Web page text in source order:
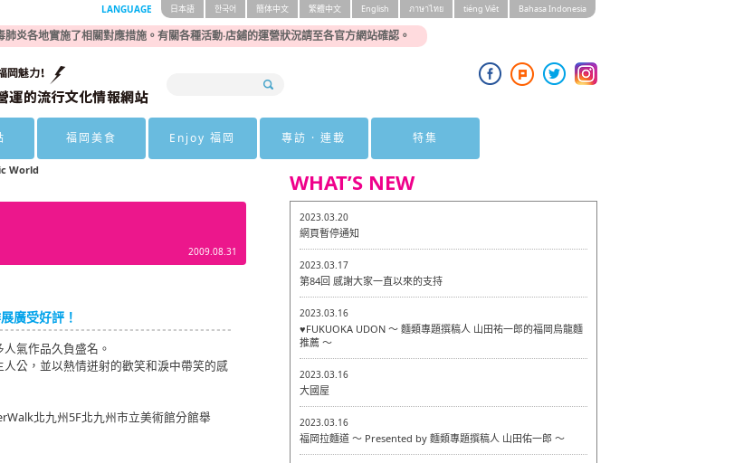
炎各地實施了相關對應措施。有關各種活動·店鋪的運營狀況請至各官方網站確認。
LANGUAGE 日本語 한국어 簡体中文 繁體中文 English ภาษาไทย tiéng Viêt Bahasa Indonesia
福岡美食 Enjoy 福岡 專訪 · 連載 特集
World
2009.08.31
廣受好評！
人氣作品久負盛名。
公，並以熱情迸射的歡笑和淚中帶笑的感
北九州5F北九州市立美術館分館舉
WHAT’S NEW
2023.03.20
網頁暫停通知
2023.03.17
第84回 感謝大家一直以來的支持
2023.03.16
♥FUKUOKA UDON ～ 麵類專題撰稿人 山田祐一郎的福岡烏龍麵
推薦 ～
2023.03.16
大國屋
2023.03.16
福岡拉麵道 〜 Presented by 麵類專題撰稿人 山田佑一郎 〜